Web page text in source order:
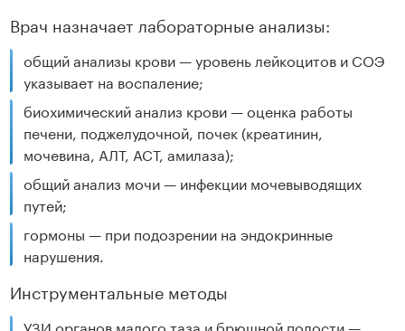
Врач назначает лабораторные анализы:
общий анализы крови — уровень лейкоцитов и СОЭ
указывает на воспаление;
биохимический анализ крови — оценка работы
печени, поджелудочной, почек (креатинин,
мочевина, АЛТ, АСТ, амилаза);
общий анализ мочи — инфекции мочевыводящих
путей;
гормоны — при подозрении на эндокринные
нарушения.
Инструментальные методы
УЗИ органов малого таза и брюшной полости —